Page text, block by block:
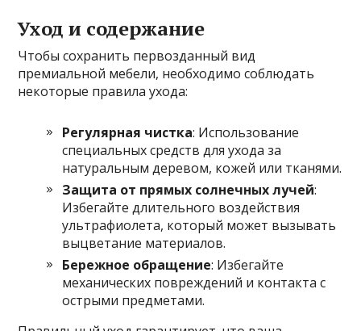
Уход и содержание
Чтобы сохранить первозданный вид
премиальной мебели, необходимо соблюдать
некоторые правила ухода:
Регулярная чистка: Использование
специальных средств для ухода за
натуральным деревом, кожей или тканями.
Защита от прямых солнечных лучей:
Избегайте длительного воздействия
ультрафиолета, который может вызывать
выцветание материалов.
Бережное обращение: Избегайте
механических повреждений и контакта с
острыми предметами.